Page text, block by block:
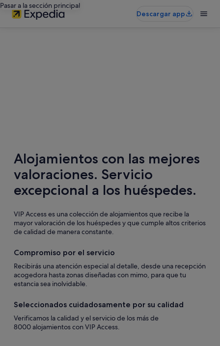
Pasar a la sección principal
Descargar app
Alojamientos con las mejores
valoraciones. Servicio
excepcional a los huéspedes.
VIP Access es una colección de alojamientos que recibe la
mayor valoración de los huéspedes y que cumple altos criterios
de calidad de manera constante.
Compromiso por el servicio
Recibirás una atención especial al detalle, desde una recepción
acogedora hasta zonas diseñadas con mimo, para que tu
estancia sea inolvidable.
Seleccionados cuidadosamente por su calidad
Verificamos la calidad y el servicio de los más de
8000 alojamientos con VIP Access.